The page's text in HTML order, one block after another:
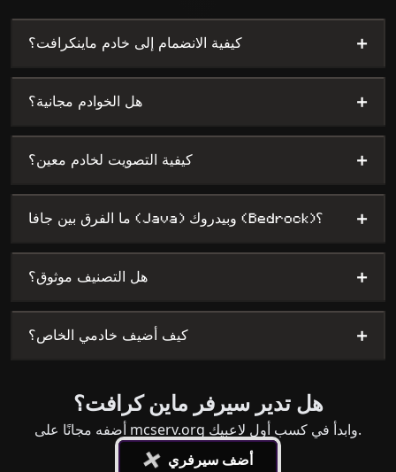
كيفية الانضمام إلى خادم ماينكرافت؟ +
هل الخوادم مجانية؟ +
كيفية التصويت لخادم معين؟ +
ما الفرق بين جافا (Java) وبيدروك (Bedrock)؟ +
هل التصنيف موثوق؟ +
كيف أضيف خادمي الخاص؟ +
هل تدير سيرفر ماين كرافت؟
أضفه مجانًا على mcserv.org وابدأ في كسب أول لاعبيك.
+أضف سيرفري